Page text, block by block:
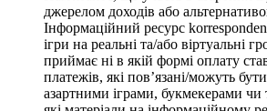
джерелом доходів або
Інформаційний ресурс
ігри на реальні та/або віртуальні
приймає ні в якій формі оплату
платежів, які пов’язані/можуть
азартними іграми, букмекерами чи